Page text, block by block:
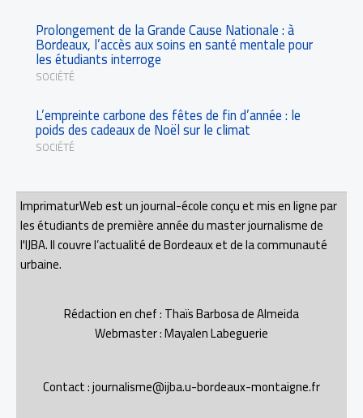
Prolongement de la Grande Cause Nationale : à
Bordeaux, l’accès aux soins en santé mentale pour
les étudiants interroge
SOCIÉTÉ
L’empreinte carbone des fêtes de fin d’année : le
poids des cadeaux de Noël sur le climat
SOCIÉTÉ
ImprimaturWeb est un journal-école conçu et mis en ligne par
les étudiants de première année du master journalisme de
l'IJBA. Il couvre l’actualité de Bordeaux et de la communauté
urbaine.
Rédaction en chef : Thaïs Barbosa de Almeida
Webmaster : Mayalen Labeguerie
Contact : journalisme@ijba.u-bordeaux-montaigne.fr